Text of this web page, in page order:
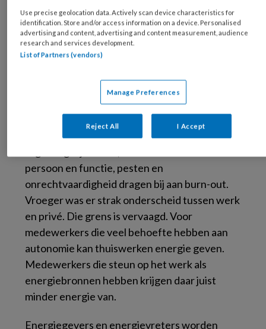
en intrinsieke motivatie voor specifieke
activiteiten mee. Wat ons energie geeft en
kost, is voor elk van ons verschillend en
varieert ook per levensfase. Het kunnen
Jongeren willen in werk andere waarden
realiseren dan ouderen. Steun, autonomie en
Hoeveel? Dat is persoonlijk. Werkdruk zonder
persoon en functie, pesten en
onrechtvaardigheid dragen bij aan burn-out.
Vroeger was er strak onderscheid tussen werk
en privé. Die grens is vervaagd. Voor
medewerkers die veel behoefte hebben aan
autonomie kan thuiswerken energie geven.
Medewerkers die steun op het werk als
energiebronnen hebben krijgen daar juist
minder energie van.
Energiegevers en energievreters worden
Use precise geolocation data. Actively scan device characteristics for
identification. Store and/or access information on a device. Personalised
advertising and content, advertising and content measurement, audience
research and services development.
List of Partners (vendors)
Manage Preferences
Reject All I Accept